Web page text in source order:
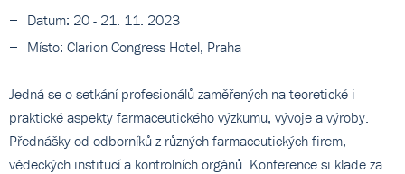
Datum: 20 - 21. 11. 2023
Místo: Clarion Congress Hotel, Praha
Jedná se o setkání profesionálů zaměřených na teoretické i
praktické aspekty farmaceutického výzkumu, vývoje a výroby.
Přednášky od odborníků z různých farmaceutických firem,
vědeckých institucí a kontrolních orgánů. Konference si klade za